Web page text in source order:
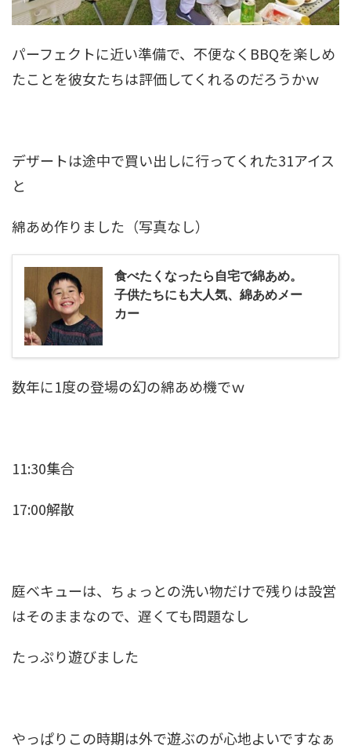
パーフェクトに近い準備で、不便なくBBQを楽しめ
たことを彼女たちは評価してくれるのだろうかｗ
デザートは途中で買い出しに行ってくれた31アイス
と
綿あめ作りました（写真なし）
食べたくなったら自宅で綿あめ。
子供たちにも大人気、綿あめメー
カー
数年に1度の登場の幻の綿あめ機でｗ
11:30集合
17:00解散
庭ベキューは、ちょっとの洗い物だけで残りは設営
はそのままなので、遅くても問題なし
たっぷり遊びました
やっぱりこの時期は外で遊ぶのが心地よいですなぁ